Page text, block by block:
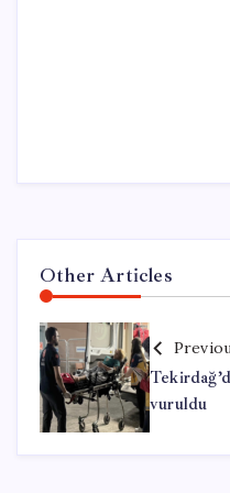
Other Articles
vuruldu